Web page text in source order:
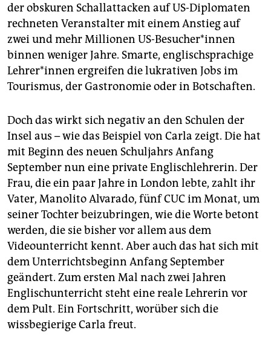
der obskuren Schallattacken auf US-Diplomaten
rechneten Veranstalter mit einem Anstieg auf
zwei und mehr Millionen US-Besucher*innen
binnen weniger Jahre. Smarte, englischsprachige
Lehrer*innen ergreifen die lukrativen Jobs im
Tourismus, der Gastronomie oder in Botschaften.
Doch das wirkt sich negativ an den Schulen der
Insel aus – wie das Beispiel von Carla zeigt. Die hat
mit Beginn des neuen Schuljahrs Anfang
September nun eine private Englischlehrerin. Der
Frau, die ein paar Jahre in London lebte, zahlt ihr
Vater, Manolito Alvarado, fünf CUC im Monat, um
seiner Tochter beizubringen, wie die Worte betont
werden, die sie bisher vor allem aus dem
Videounterricht kennt. Aber auch das hat sich mit
dem Unterrichtsbeginn Anfang September
geändert. Zum ersten Mal nach zwei Jahren
Englischunterricht steht eine reale Lehrerin vor
dem Pult. Ein Fortschritt, worüber sich die
wissbegierige Carla freut.